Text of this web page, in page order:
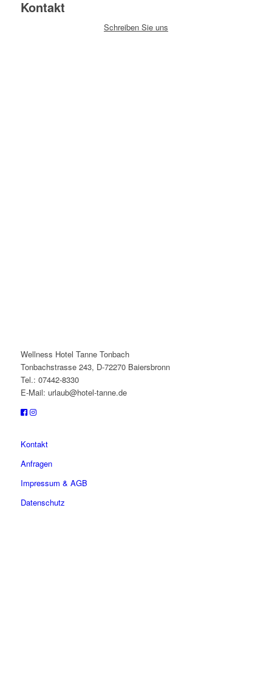
Kontakt
Schreiben Sie uns
Wellness Hotel Tanne Tonbach
Tonbachstrasse 243, D-72270 Baiersbronn
Tel.: 07442-8330
E-Mail: urlaub@hotel-tanne.de
Kontakt
Anfragen
Impressum & AGB
Datenschutz